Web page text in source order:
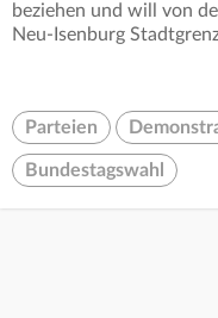
beziehen und will von
Neu-Isenburg
Parteien
Bundestagswahl